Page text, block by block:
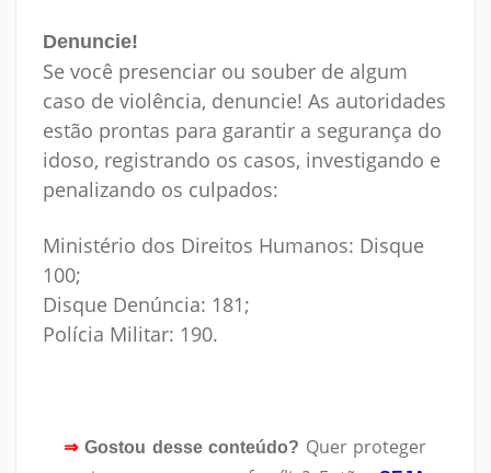
Denuncie!
Se você presenciar ou souber de algum
caso de violência, denuncie! As autoridades
estão prontas para garantir a segurança do
idoso, registrando os casos, investigando e
penalizando os culpados:
Ministério dos Direitos Humanos: Disque
100;
Disque Denúncia: 181;
Polícia Militar: 190.
⇒Gostou desse conteúdo? Quer proteger